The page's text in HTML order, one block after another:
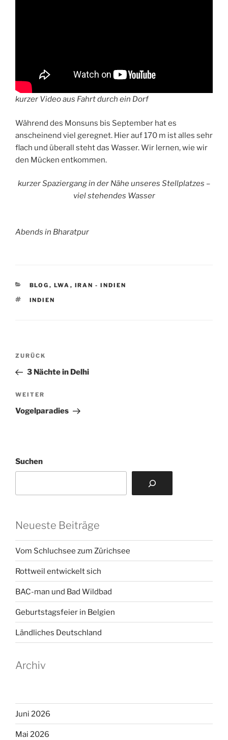
kurzer Video aus Fahrt durch ein Dorf
Während des Monsuns bis September hat es
anscheinend viel geregnet. Hier auf 170 m ist alles sehr
flach und überall steht das Wasser. Wir lernen, wie wir
den Mücken entkommen.
kurzer Spaziergang in der Nähe unseres Stellplatzes –
viel stehendes Wasser
Abends in Bharatpur
KATEGORIEN
BLOG , LWA , IRAN - INDIEN
SCHLAGWÖRTER
INDIEN
Beitragsnavigation
Vorheriger
Beitrag
ZURÜCK
3 Nächte in Delhi
Nächster
Beitrag
WEITER
Vogelparadies
Suchen
Neueste Beiträge
Vom Schluchsee zum Zürichsee
Rottweil entwickelt sich
BAC-man und Bad Wildbad
Geburtstagsfeier in Belgien
Ländliches Deutschland
Archiv
Juni 2026
Mai 2026